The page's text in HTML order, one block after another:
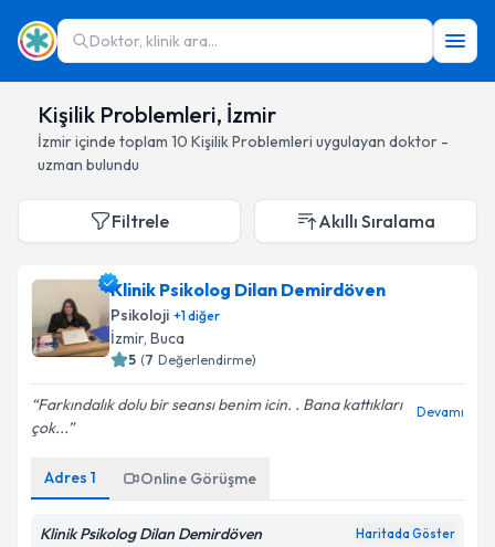
Doktor, klinik ara...
Kişilik Problemleri, İzmir
İzmiriçinde toplam 10 Kişilik Problemleri uygulayan doktor -
uzman bulundu
Filtrele Akıllı Sıralama
Klinik Psikolog Dilan Demirdöven
Psikoloji +1diğer
İzmir, Buca
5 (7 Değerlendirme)
Farkındalık dolu bir seansı benim icin. . Bana kattıkları
çok...
Devamı
Adres 1 Online Görüşme
Klinik Psikolog Dilan Demirdöven Haritada Göster